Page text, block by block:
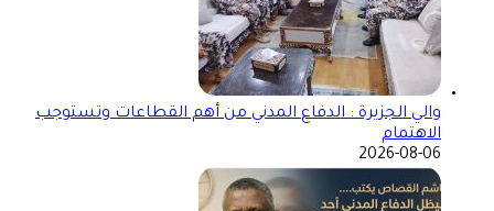
والي الجزيرة : الدفاع المدني من أهم القطاعات وتستوجب
الاهتمام
2026-08-06